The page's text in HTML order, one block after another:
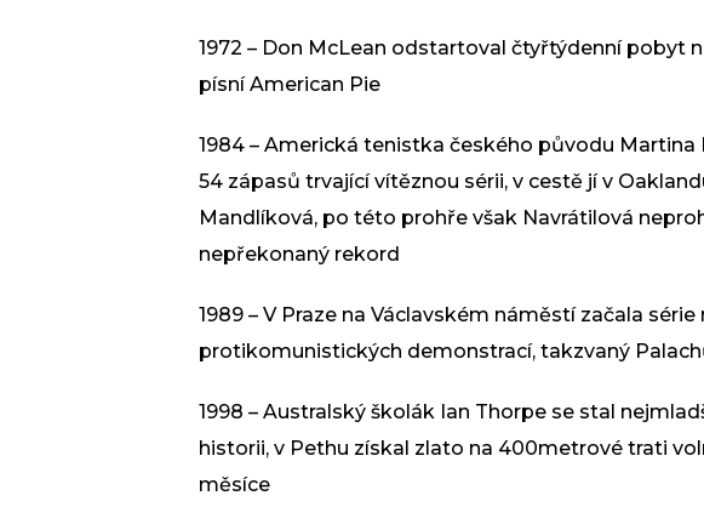
1972 – Don McLean odstartoval čtyřtýdenní pobyt
písní American Pie
1984 – Americká tenistka českého původu
54 zápasů trvající vítěznou sérii, v cestě jí v
Mandlíková, po této prohře však Navrátilová
nepřekonaný rekord
1989 – V Praze na Václavském náměstí začala
protikomunistických demonstrací, takzvaný
1998 – Australský školák Ian Thorpe se stal
historii, v Pethu získal zlato na 400metrové trati
měsíce